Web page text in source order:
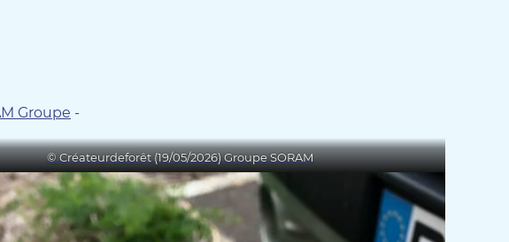
Groupe -
© Créateurdeforêt (19/05/2026) Groupe SORAM